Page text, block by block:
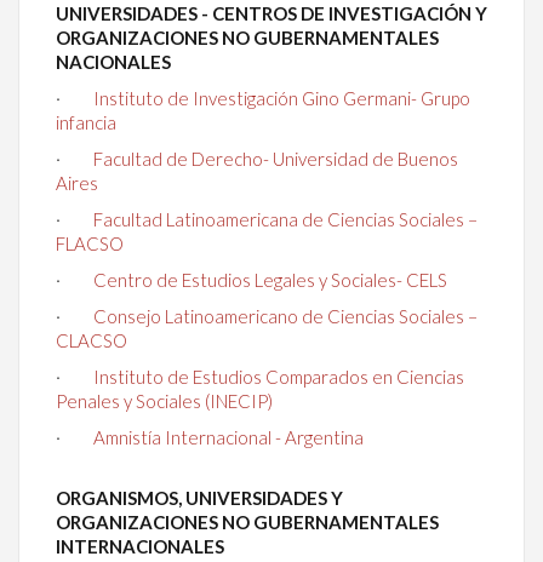
UNIVERSIDADES - CENTROS DE INVESTIGACIÓN Y
ORGANIZACIONES NO GUBERNAMENTALES
NACIONALES
·
Instituto de Investigación Gino Germani- Grupo
infancia
· Facultad de Derecho- Universidad de Buenos
Aires
· Facultad Latinoamericana de Ciencias Sociales –
FLACSO
· Centro de Estudios Legales y Sociales- CELS
· Consejo Latinoamericano de Ciencias Sociales –
CLACSO
·
Instituto de Estudios Comparados en Ciencias
Penales y Sociales (INECIP)
· Amnistía Internacional - Argentina
ORGANISMOS, UNIVERSIDADES Y
ORGANIZACIONES NO GUBERNAMENTALES
INTERNACIONALES